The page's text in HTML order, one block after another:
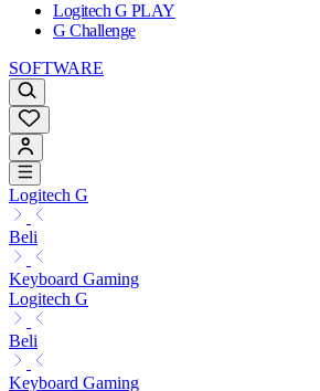
Logitech G PLAY
G Challenge
SOFTWARE
Logitech G
Beli
Keyboard Gaming
Logitech G
Beli
Keyboard Gaming